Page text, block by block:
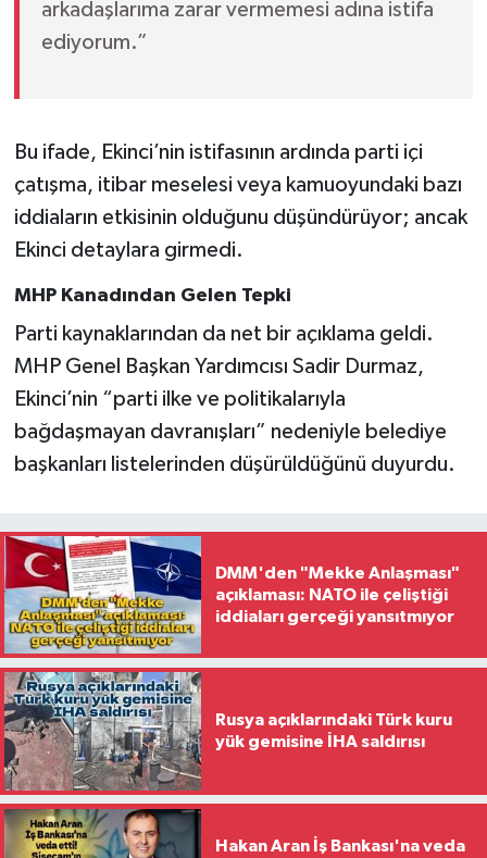
arkadaşlarıma zarar vermemesi adına istifa
ediyorum.”
Bu ifade, Ekinci’nin istifasının ardında parti içi
çatışma, itibar meselesi veya kamuoyundaki bazı
iddiaların etkisinin olduğunu düşündürüyor; ancak
Ekinci detaylara girmedi.
MHP Kanadından Gelen Tepki
Parti kaynaklarından da net bir açıklama geldi.
MHP Genel Başkan Yardımcısı Sadir Durmaz,
Ekinci’nin “parti ilke ve politikalarıyla
bağdaşmayan davranışları” nedeniyle belediye
başkanları listelerinden düşürüldüğünü duyurdu.
DMM'den "Mekke Anlaşması"
açıklaması: NATO ile çeliştiği
iddiaları gerçeği yansıtmıyor
Rusya açıklarındaki Türk kuru
yük gemisine İHA saldırısı
Hakan Aran İş Bankası'na veda